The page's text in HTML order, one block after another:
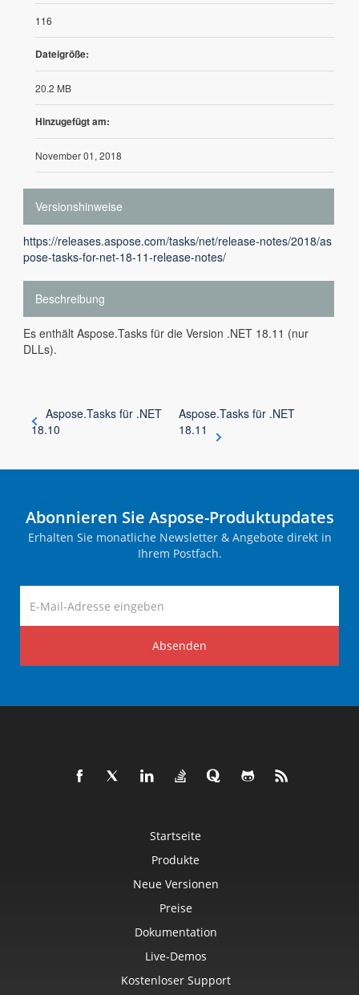
116
Dateigröße:
20.2 MB
Hinzugefügt am:
November 01, 2018
Versionshinweise
https://releases.aspose.com/tasks/net/release-notes/2018/as
pose-tasks-for-net-18-11-release-notes/
Beschreibung
Es enthält Aspose.Tasks für die Version .NET 18.11 (nur
DLLs).
Aspose.Tasks für .NET
18.10
Aspose.Tasks für .NET
18.11
Abonnieren Sie Aspose-Produktupdates
Erhalten Sie monatliche Newsletter & Angebote direkt in
Ihrem Postfach.
Absenden
Startseite
Produkte
Neue Versionen
Preise
Dokumentation
Live-Demos
Kostenloser Support